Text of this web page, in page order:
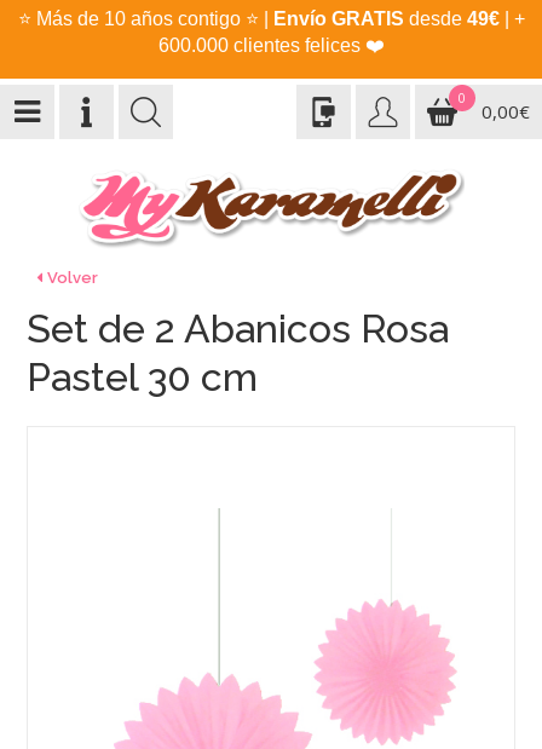
⭐ Más de 10 años contigo ⭐ Envío GRATIS desde 49€| +
600.000 clientes felices ❤️
0
0,00€
Volver
Set de 2 Abanicos Rosa
Pastel 30 cm